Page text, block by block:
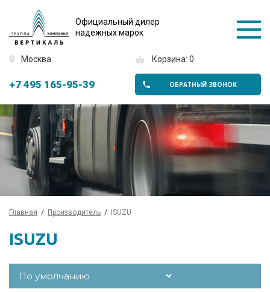
Официальный дилер
надежных марок
Москва Корзина: 0
+7 495 165-95-39 ОБРАТНЫЙ ЗВОНОК
Главная Производитель ISUZU
ISUZU